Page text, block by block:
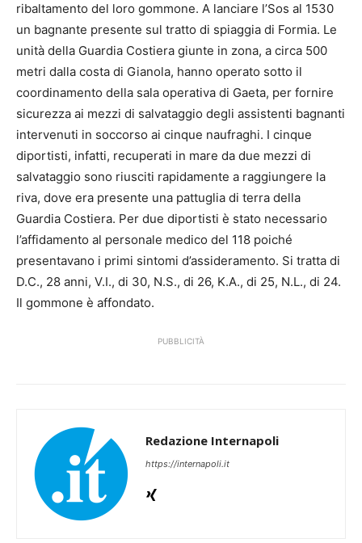
ribaltamento del loro gommone. A lanciare l’Sos al 1530
un bagnante presente sul tratto di spiaggia di Formia. Le
unità della Guardia Costiera giunte in zona, a circa 500
metri dalla costa di Gianola, hanno operato sotto il
coordinamento della sala operativa di Gaeta, per fornire
sicurezza ai mezzi di salvataggio degli assistenti bagnanti
intervenuti in soccorso ai cinque naufraghi. I cinque
diportisti, infatti, recuperati in mare da due mezzi di
salvataggio sono riusciti rapidamente a raggiungere la
riva, dove era presente una pattuglia di terra della
Guardia Costiera. Per due diportisti è stato necessario
l’affidamento al personale medico del 118 poiché
presentavano i primi sintomi d’assideramento. Si tratta di
D.C., 28 anni, V.I., di 30, N.S., di 26, K.A., di 25, N.L., di 24.
Il gommone è affondato.
PUBBLICITÀ
Redazione Internapoli
https://internapoli.it